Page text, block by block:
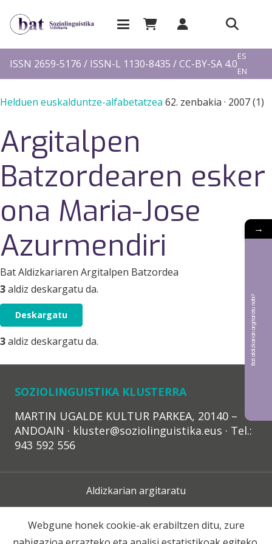
ISSN 2659-5176 / ISSN-L 1130-8435 / CC-BY-SA 4.0
ES
EN
Helduen euskalduntze-alfabetatzea 62. zenbakia · 2007 (1)
Argitalpen
Batzordearen esker
ona Maria-Jose
Azurmendiri
Bat Aldizkariaren Argitalpen Batzordea
3aldiz deskargatu da.
Deskargatu
3aldiz deskargatu da.
SOZIOLINGUISTIKA KLUSTERRA
MARTIN UGALDE KULTUR PARKEA, 20140 –
ANDOAIN · kluster@soziolinguistika.eus · Tel.:
943 592 556
Aldizkarian argitaratu
Lege Oharra
Webgune honek cookie-ak erabiltzen ditu, zure
→
Bat aldizkarian argitaratu nahi?